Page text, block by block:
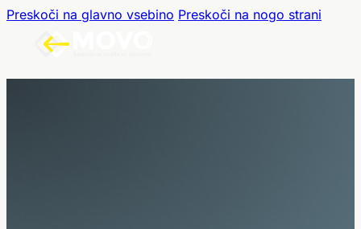
Preskoči na glavno vsebino Preskoči na nogo strani